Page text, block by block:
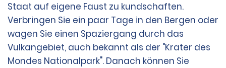
Staat auf eigene Faust zu kundschaften.
Verbringen Sie ein paar Tage in den Bergen oder
wagen Sie einen Spaziergang durch das
Vulkangebiet, auch bekannt als der "Krater des
Mondes Nationalpark". Danach können Sie